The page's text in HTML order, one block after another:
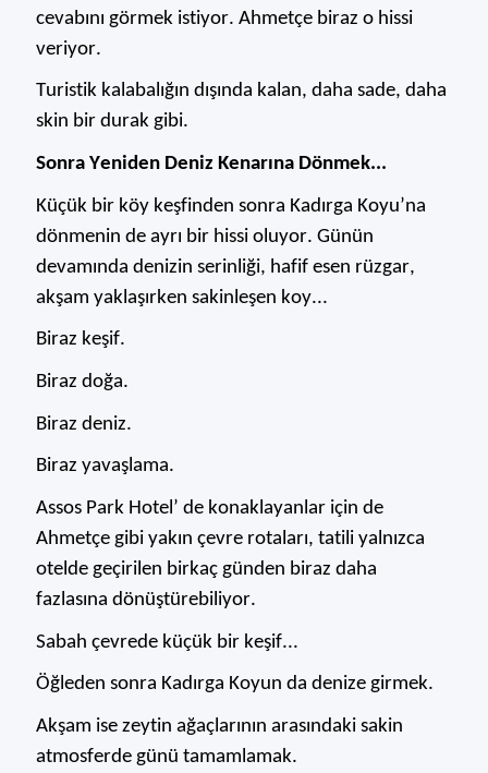
cevabını görmek istiyor. Ahmetçe biraz o hissi
veriyor.
Turistik kalabalığın dışında kalan, daha sade, daha
skin bir durak gibi.
Sonra Yeniden Deniz Kenarına Dönmek...
Küçük bir köy keşfinden sonra Kadırga Koyu’na
dönmenin de ayrı bir hissi oluyor. Günün
devamında denizin serinliği, hafif esen rüzgar,
akşam yak laşırken sakinleşen koy...
Biraz keşif.
Biraz doğa.
Biraz deniz.
Biraz yavaşlama.
Assos Park Hotel’ de konaklayanlar için de
Ahmetçe gibi yakın çevre rotaları, tatili yalnızca
otelde geçirilen birkaç günden biraz daha
fazlasına dönüştürebiliyor.
Sabah çevrede küçük bir keşif...
Öğleden sonra Kadırga Koyun da denize girmek.
Akşam ise zeytin ağaçlarının arasındaki sakin
atmosferde günü tamamlamak.